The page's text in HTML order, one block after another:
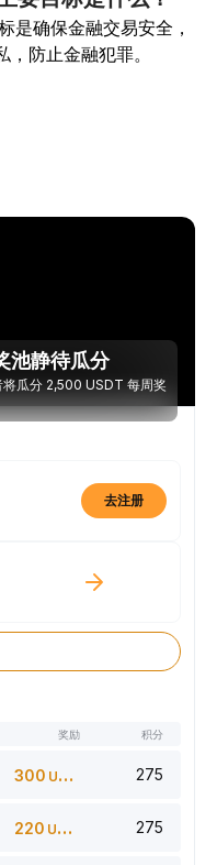
是确保金融交易安全，
防止金融犯罪。
池静待瓜分
瓜分 2,500 USDT 每周奖
去注册
奖励 积分
300 USDT 275
220 USDT 275